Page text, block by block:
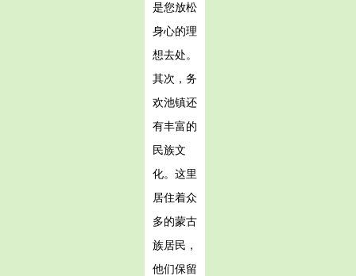
是您放松
身心的理
想去处。
其次，务
欢池镇还
有丰富的
民族文
化。这里
居住着众
多的蒙古
族居民，
他们保留